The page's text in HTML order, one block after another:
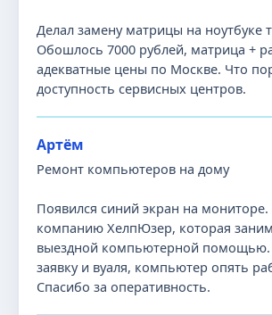
Делал замену матрицы на ноутбуке
Обошлось 7000 рублей, матрица +
адекватные цены по Москве. Что
доступность сервисных центров.
Артём
Ремонт компьютеров на дому
Появился синий экран на
компанию ХелпЮзер, которая
выездной компьютерной
заявку и вуаля, компьютер опять
Спасибо за оперативность.